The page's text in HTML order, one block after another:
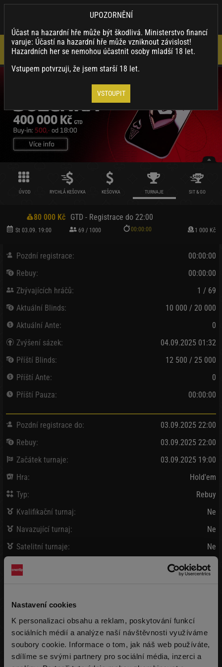
Nastavení cookies
K personalizaci obsahu a reklam, poskytování funkcí
sociálních médií a analýze naší návštěvnosti využíváme
soubory cookie. Informace o tom, jak náš web používáte,
sdílíme se svými partnery pro sociální média, inzerci a
UPOZORNĚNÍ
Účast na hazardní hře může být škodlivá. Ministerstvo financí
varuje: Účastí na hazardní hře může vzniknout závislost!
Hazardních her se nemohou účastnit osoby mladší 18 let.
Vstupem potvrzuji, že jsem starší 18 let.
VSTOUPIT
ÚVOD RYCHLÁ KEŠOVKA KEŠOVKA TURNAJE SIT & GO
80 000 Kč GTD - Registrace do 22:00
St 03.09. 19:00 69 / 1000 00:00:00 1 000 Kč
Pozdní registrace:
00:00:00
Rebuy:
00:00:00
Zbývajících hráčů:
1 / 69
Aktuální Blinds:
10 000 / 20 000
Aktuální Ante:
0
Zvýšení sázek:
04.09.2025 01:32
Příští Blinds:
12 500 / 25 000
Příští Ante:
0
Příští Pauza:
00:00:00
Pozdní registrace do:
03.09.2025 22:00
Rebuy:
03.09.2025 22:00
Začátek turnaje:
03.09.2025 19:00
Hra:
Hold'em
Typ:
Rebuy
Kvalifikační turnaj:
Ne
Navazující turnaj:
Ne
Satelitní turnaje:
Ne
Bank / Vybráno: /99 190 Kč
Pozdní registrace: 910 Kč + 90 Kč
(15 000 žetonů) max 999x
Rebuy: 910 Kč + 90 Kč
(15 000 žetonů)max 9999x